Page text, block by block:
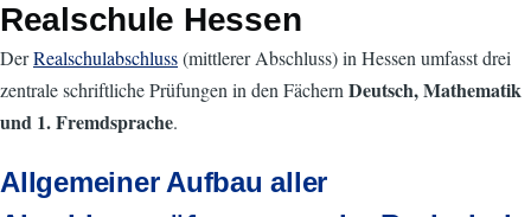
Realschule Hessen
DerRealschulabschluss(mittlerer Abschluss) in Hessen umfasst drei
zentrale schriftliche Prüfungen in den Fächern Deutsch, Mathematik
und 1. Fremdsprache.
Allgemeiner Aufbau aller